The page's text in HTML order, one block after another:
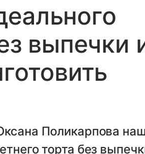
выпечки
Поликарпова
торта без